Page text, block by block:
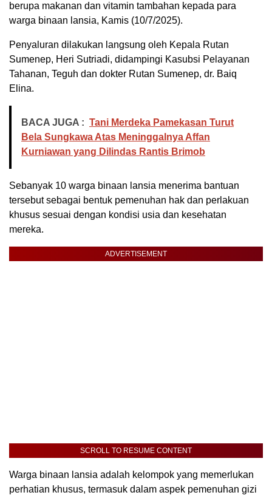
berupa makanan dan vitamin tambahan kepada para
warga binaan lansia, Kamis (10/7/2025).
Penyaluran dilakukan langsung oleh Kepala Rutan
Sumenep, Heri Sutriadi, didampingi Kasubsi Pelayanan
Tahanan, Teguh dan dokter Rutan Sumenep, dr. Baiq
Elina.
BACA JUGA : Tani Merdeka Pamekasan Turut
Bela Sungkawa Atas Meninggalnya Affan
Kurniawan yang Dilindas Rantis Brimob
Sebanyak 10 warga binaan lansia menerima bantuan
tersebut sebagai bentuk pemenuhan hak dan perlakuan
khusus sesuai dengan kondisi usia dan kesehatan
mereka.
ADVERTISEMENT
SCROLL TO RESUME CONTENT
Warga binaan lansia adalah kelompok yang memerlukan
perhatian khusus, termasuk dalam aspek pemenuhan gizi